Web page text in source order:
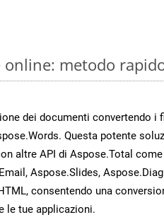
metodo
dei documenti convertendo i
Questa potente
altre API di Aspose.Total come
Aspose.Slides,
consentendo una
le tue applicazioni.